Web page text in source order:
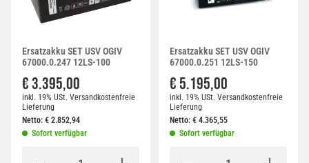
Ersatzakku SET USV OGIV
67000.0.247 12LS-100
€ 3.395,00
inkl. 19% USt. Versandkostenfreie
Lieferung
Netto: € 2.852,94
Sofort verfügbar
Ersatzakku SET USV OGIV
67000.0.251 12LS-150
€ 5.195,00
inkl. 19% USt. Versandkostenfreie
Lieferung
Netto: € 4.365,55
Sofort verfügbar